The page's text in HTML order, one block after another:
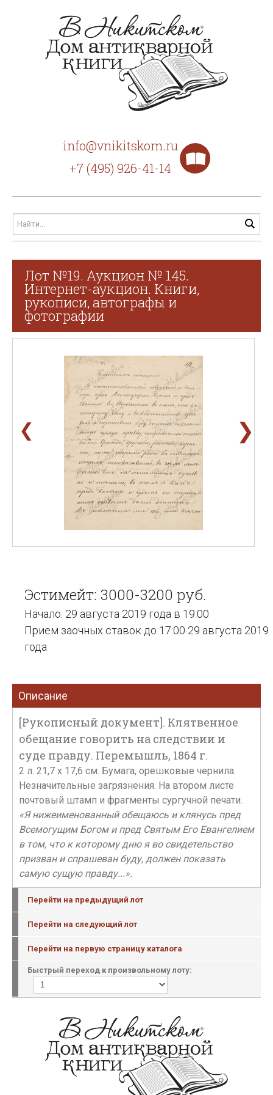
info@vnikitskom.ru
+7 (495) 926-41-14
Лот №19. Аукцион № 145.
Интернет-аукцион. Книги,
рукописи, автографы и
фотографии
❮ ❯
Эстимейт: 3000-3200 руб.
Начало: 29 августа 2019 года в 19:00
Прием заочных ставок до 17:00 29 августа 2019
года
Описание
[Рукописный документ]. Клятвенное
обещание говорить на следствии и
суде правду. Перемышль, 1864 г.
2 л. 21,7 х 17,6 см. Бумага, орешковые чернила.
Незначительные загрязнения. На втором листе
почтовый штамп и фрагменты сургучной печати.
«Я нижеименованный обещаюсь и клянусь пред
Всемогущим Богом и пред Святым Его Евангелием
в том, что к которому дню я во свидетельство
призван и спрашеван буду, должен показать
самую сущую правду...».
Перейти на предыдущий лот
Перейти на следующий лот
Перейти на первую страницу каталога
Быстрый переход к произвольному лоту: